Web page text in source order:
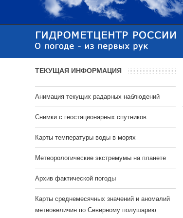
ТЕКУЩАЯ ИНФОРМАЦИЯ
Анимация текущих радарных наблюдений
Cнимки с геостационарных спутников
Карты температуры воды в морях
Метеорологические экстремумы на планете
Архив фактической погоды
Карты среднемесячных значений и аномалий
метеовеличин по Северному полушарию